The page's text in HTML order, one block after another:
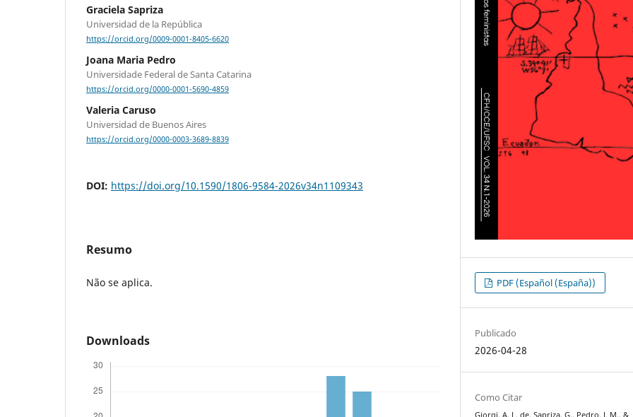
Graciela Sapriza
Universidad de la República
https://orcid.org/0009-0001-8405-6620
Joana Maria Pedro
Universidade Federal de Santa Catarina
https://orcid.org/0000-0001-5690-4859
Valeria Caruso
Universidad de Buenos Aires
https://orcid.org/0000-0003-3689-8839
DOI: https://doi.org/10.1590/1806-9584-2026v34n1109343
Resumo
Não se aplica.
Downloads
PDF (Español (España))
Publicado
2026-04-28
Como Citar
Giorgi, A. L. de, Sapriza, G., Pedro, J. M., &